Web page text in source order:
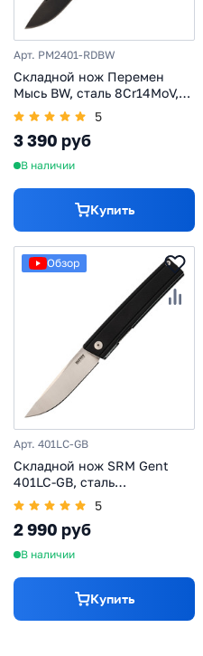
Арт. PM2401-RDBW
Складной нож Перемен
Мысь BW, сталь 8Cr14MoV,
рукоять FRN, красный
5
3 390 руб
В наличии
Купить
Обзор
Арт. 401LC-GB
Складной нож SRM Gent
401LC-GB, сталь
10Cr15CoMoV, рукоять G10,
черный
5
2 990 руб
В наличии
Купить